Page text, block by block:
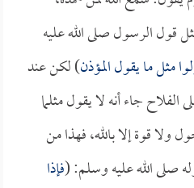
قول الرسول صلى الله عليه
مثل ما يقول المؤذن) لكن عند
جاء أنه لا يقول مثلما
ولا قوة إلا بالله، فهذا من
صلى الله عليه وسلم: (فإذا